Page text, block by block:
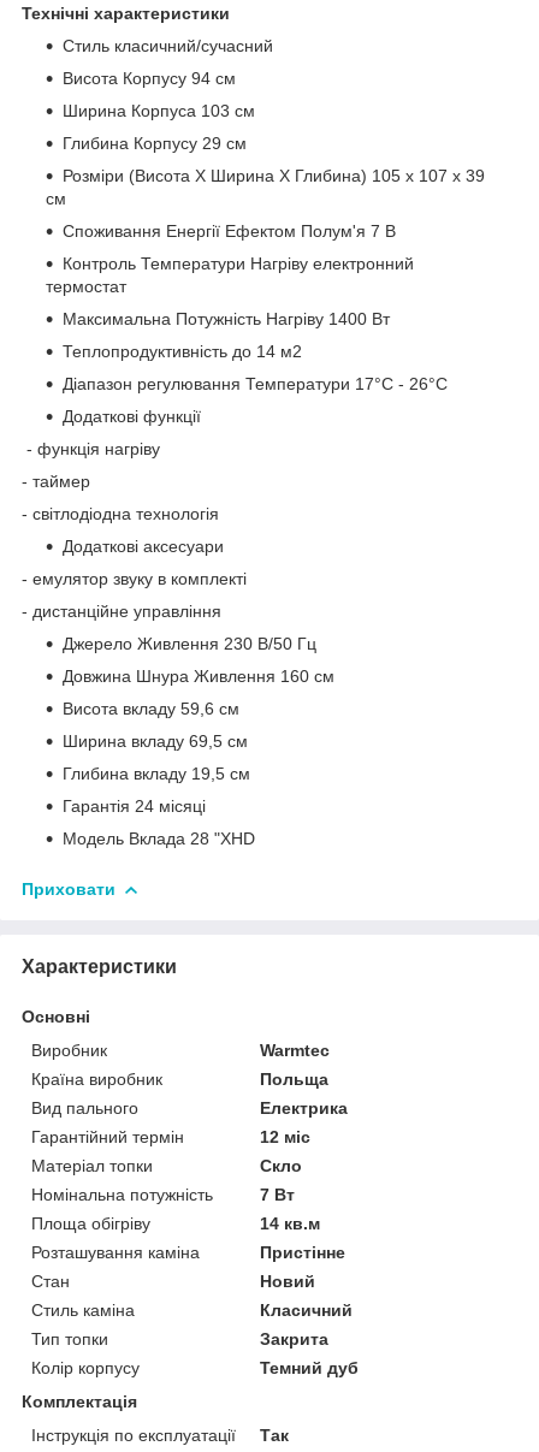
Технічні характеристики
Стиль класичний/сучасний
Висота Корпусу 94 см
Ширина Корпуса 103 см
Глибина Корпусу 29 см
Розміри (Висота Х Ширина Х Глибина) 105 х 107 х 39
см
Споживання Енергії Ефектом Полум'я 7 В
Контроль Температури Нагріву електронний
термостат
Максимальна Потужність Нагріву 1400 Вт
Теплопродуктивність до 14 м2
Діапазон регулювання Температури 17°С - 26°С
Додаткові функції
- функція нагріву
- таймер
- світлодіодна технологія
Додаткові аксесуари
- емулятор звуку в комплекті
- дистанційне управління
Джерело Живлення 230 В/50 Гц
Довжина Шнура Живлення 160 см
Висота вкладу 59,6 см
Ширина вкладу 69,5 см
Глибина вкладу 19,5 см
Гарантія 24 місяці
Модель Вклада 28 "XHD
Приховати
Характеристики
Основні
Виробник
Warmtec
Країна виробник
Польща
Вид пального
Електрика
Гарантійний термін
12 міс
Матеріал топки
Скло
Номінальна потужність
7 Вт
Площа обігріву
14 кв.м
Розташування каміна
Пристінне
Стан
Новий
Стиль каміна
Класичний
Тип топки
Закрита
Колір корпусу
Темний дуб
Комплектація
Інструкція по експлуатації
Так